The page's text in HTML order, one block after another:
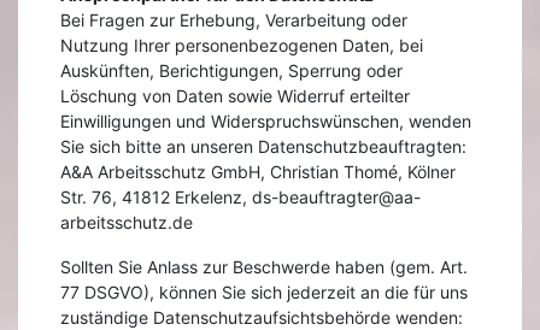
Bei Fragen zur Erhebung, Verarbeitung oder
Nutzung Ihrer personenbezogenen Daten, bei
Auskünften, Berichtigungen, Sperrung oder
Löschung von Daten sowie Widerruf erteilter
Einwilligungen und Widerspruchswünschen, wenden
Sie sich bitte an unseren Datenschutzbeauftragten:
A&A Arbeitsschutz GmbH, Christian Thomé, Kölner
Str. 76, 41812 Erkelenz, ds-beauftragter@aa-
arbeitsschutz.de
Sollten Sie Anlass zur Beschwerde haben (gem. Art.
77 DSGVO), können Sie sich jederzeit an die für uns
zuständige Datenschutzaufsichtsbehörde wenden: